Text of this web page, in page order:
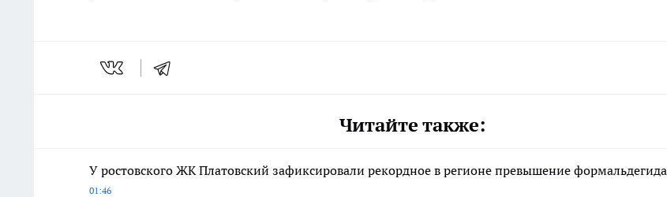
Читайте также:
У ростовского ЖК Платовский зафиксировали рекордное в регионе превышение формальдегида
01:46